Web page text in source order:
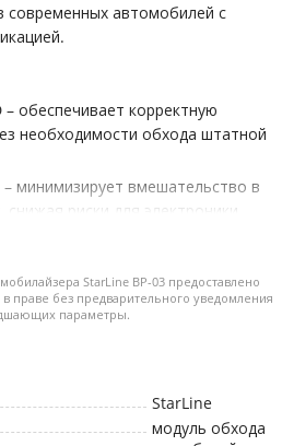
современных автомобилей с
обеспечивает корректную
необходимости обхода штатной
минимизирует вмешательство в
риски для электроники.
не требует демонтажа штатных
– проверенное решение от
зарекомендовавшего себя в
– позволяет значительно
StarLine BP-03 предоставлено
праве без предварительного уведомления
параметры.
StarLine
модуль обхода